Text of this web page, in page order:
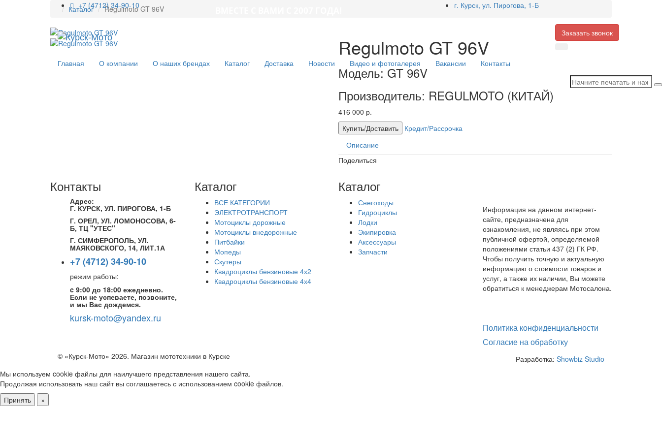
+7 (4712) 34-90-10 г. Курск, ул. Пирогова, 1-Б
Заказать звонок
Главная О компании О наших брендах Каталог Доставка Новости Видео и фотогалерея Вакансии Контакты
Каталог Regulmoto GT 96V
Regulmoto GT 96V
Модель: GT 96V
Производитель: REGULMOTO (КИТАЙ)
416 000 р.
Купить/Доставить
Кредит/Рассрочка
Описание
Поделиться
Контакты
Адрес:
Г. КУРСК, УЛ. ПИРОГОВА, 1-Б
Г. ОРЕЛ, УЛ. ЛОМОНОСОВА, 6-
Б, ТЦ "УТЕС"
Г. СИМФЕРОПОЛЬ, УЛ.
МАЯКОВСКОГО, 14, ЛИТ.1А
+7 (4712) 34-90-10
режим работы:
c 9:00 до 18:00 ежедневно.
Если не успеваете, позвоните,
и мы Вас дождемся.
kursk-moto@yandex.ru
Каталог
ВСЕ КАТЕГОРИИ
ЭЛЕКТРОТРАНСПОРТ
Мотоциклы дорожные
Мотоциклы внедорожные
Питбайки
Мопеды
Скутеры
Квадроциклы бензиновые 4х2
Квадроциклы бензиновые 4х4
Каталог
Снегоходы
Гидроциклы
Лодки
Экипировка
Аксессуары
Запчасти
Информация на данном интернет-
сайте, предназначена для
ознакомления, не являясь при этом
публичной офертой, определяемой
положениями статьи 437 (2) ГК РФ.
Чтобы получить точную и актуальную
информацию о стоимости товаров и
услуг, а также их наличии, Вы можете
обратиться к менеджерам Мотосалона.
Политика конфиденциальности
Согласие на обработку
© «Курск-Мото» 2026. Магазин мототехники в Курске Разработка: Showbiz Studio
Мы используем cookie файлы для наилучшего представления нашего сайта.
Продолжая использовать наш сайт вы соглашаетесь с использованием cookie файлов.
Принять
×